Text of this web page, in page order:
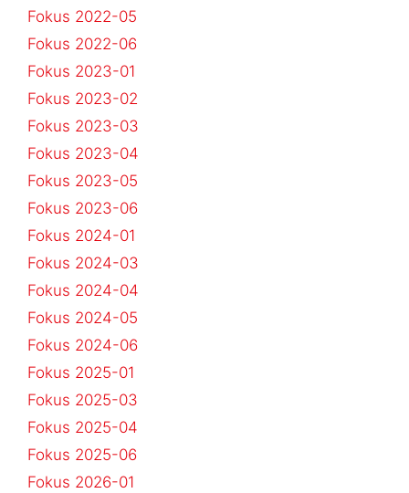
Fokus 2022-05
Fokus 2022-06
Fokus 2023-01
Fokus 2023-02
Fokus 2023-03
Fokus 2023-04
Fokus 2023-05
Fokus 2023-06
Fokus 2024-01
Fokus 2024-03
Fokus 2024-04
Fokus 2024-05
Fokus 2024-06
Fokus 2025-01
Fokus 2025-03
Fokus 2025-04
Fokus 2025-06
Fokus 2026-01